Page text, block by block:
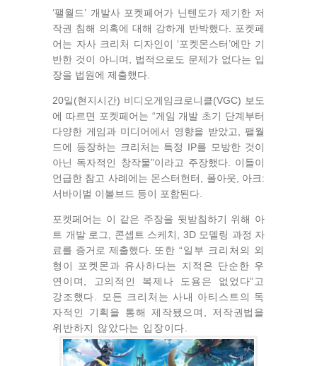
‘팰월드’ 개발사 포켓페어가 닌텐도가 제기한 저
작권 침해 의혹에 대해 강하게 반박했다. 포켓페
어는 자사 크리처 디자인이 ‘포켓몬스터’에만 기
반한 것이 아니며, 법적으로도 문제가 없다는 입
장을 법원에 제출했다.
20일(현지시간) 비디오게임크로니클(VGC) 보도
에 따르면 포켓페어는 “게임 개발 초기 단계부터
다양한 게임과 미디어에서 영향을 받았고, 팰월
드에 등장하는 크리처는 특정 IP를 모방한 것이
아닌 독자적인 창작물”이라고 주장했다. 이들이
언급한 참고 사례에는 몬스터헌터, 폴아웃, 아크:
서바이벌 이볼브드 등이 포함된다.
포켓페어는 이 같은 주장을 뒷받침하기 위해 아
트 개발 로그, 콘셉트 스케치, 3D 모델링 과정 자
료를 증거로 제출했다.
또한 “일부 크리처의 외
형이 포켓몬과 유사하다는 지적은 단순한 우
연이며, 고의적인 복제나 도용은 없었다”고
강조했다. 모든 크리처는 사내 아티스트의 독
자적인 기획을 통해 제작됐으며, 저작권법을
위반하지 않았다는 입장이다.